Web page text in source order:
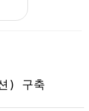
) 구축